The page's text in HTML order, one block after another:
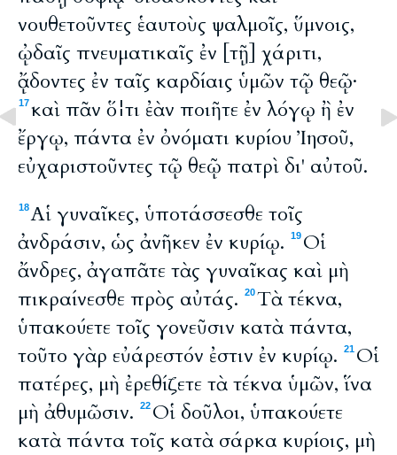
νουθετοῦντες ἑαυτοὺς ψαλμοῖς, ὕμνοις,
ᾠδαῖς πνευματικαῖς ἐν [τῇ] χάριτι,
ᾄδοντες ἐν ταῖς καρδίαις ὑμῶν τῷ θεῷ·
17καὶ πᾶν ὅ¦τι ἐὰν ποιῆτε ἐν λόγῳ ἢ ἐν
ἔργῳ, πάντα ἐν ὀνόματι κυρίου Ἰησοῦ,
εὐχαριστοῦντες τῷ θεῷ πατρὶ δι' αὐτοῦ.
18Αἱ γυναῖκες, ὑποτάσσεσθε τοῖς
ἀνδράσιν, ὡς ἀνῆκεν ἐν κυρίῳ.
19 Οἱ
ἄνδρες, ἀγαπᾶτε τὰς γυναῖκας καὶ μὴ
πικραίνεσθε πρὸς αὐτάς.
20Τὰ τέκνα,
ὑπακούετε τοῖς γονεῦσιν κατὰ πάντα,
τοῦτο γὰρ εὐάρεστόν ἐστιν ἐν κυρίῳ.
21 Οἱ
πατέρες, μὴ ἐρεθίζετε τὰ τέκνα ὑμῶν, ἵνα
μὴ ἀθυμῶσιν.
22 Οἱ δοῦλοι, ὑπακούετε
κατὰ πάντα τοῖς κατὰ σάρκα κυρίοις, μὴ